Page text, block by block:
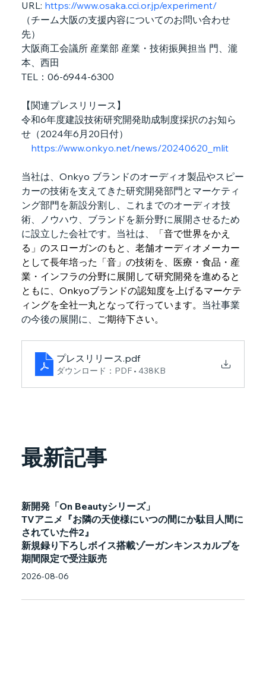
URL: https://www.osaka.cci.or.jp/experiment/
（チーム大阪の支援内容についてのお問い合わせ
先）
大阪商工会議所 産業部 産業・技術振興担当 門、瀧
本、西田
TEL：06‐6944‐6300
【関連プレスリリース】
令和6年度建設技術研究開発助成制度採択のお知ら
せ（2024年6月20日付）
https://www.onkyo.net/news/20240620_mlit
当社は、Onkyo ブランドのオーディオ製品やスピー
カーの技術を支えてきた研究開発部門とマーケティ
ング部門を新設分割し、これまでのオーディオ技
術、ノウハウ、ブランドを新分野に展開させるため
に設立した会社です。当社は、
「音で世界をかえ
る」のスローガンのもと、老舗オーディオメーカー
として長年培った「音」の技術を、医療・食品・産
業・インフラの分野に展開して研究開発を進めると
ともに、Onkyoブランドの認知度を上げるマーケテ
ィングを全社一丸となって行っています。 当社事業
の今後の展開に、
ご期待下さい。
プレスリリース.pdf
ダウンロード：PDF • 438KB
新開発「On Beautyシリーズ」
TVアニメ『お隣の天使様にいつの間にか駄目人間に
されていた件2』
新規録り下ろしボイス搭載ゾーガンキンスカルプを
期間限定で受注販売
2026-08-06
最新記事